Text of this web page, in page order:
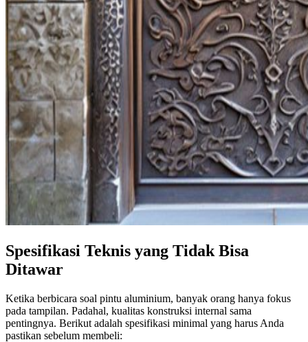
Spesifikasi Teknis yang Tidak Bisa
Ditawar
Ketika berbicara soal pintu aluminium, banyak orang hanya fokus
pada tampilan. Padahal, kualitas konstruksi internal sama
pentingnya. Berikut adalah spesifikasi minimal yang harus Anda
pastikan sebelum membeli: